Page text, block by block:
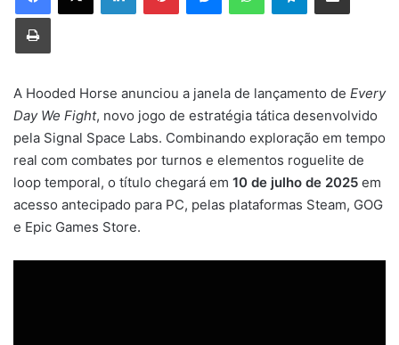
Imprimir
A Hooded Horse anunciou a janela de lançamento de Every
Day We Fight, novo jogo de estratégia tática desenvolvido
pela Signal Space Labs. Combinando exploração em tempo
real com combates por turnos e elementos roguelite de
loop temporal, o título chegará em 10 de julho de 2025 em
acesso antecipado para PC, pelas plataformas Steam, GOG
e Epic Games Store.